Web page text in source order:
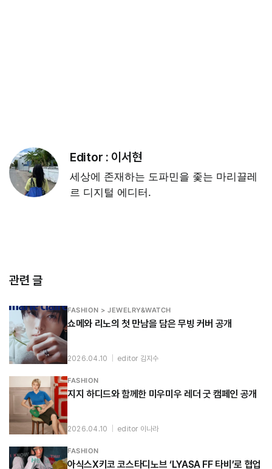
Editor : 이서현
세상에 존재하는 도파민을 좇는 마리끌레
르 디지털 에디터.
관련 글
FASHION > JEWELRY&WATCH
쇼메와 리노의 첫 만남을 담은 무빙 커버 공개
2026.04.10 editor 김지수
FASHION
지지 하디드와 함께한 미우미우 레더 굿 캠페인 공개
2026.04.10 editor 이나라
FASHION
아식스X키코 코스타디노브 ‘LYASA FF 타비’로 협업